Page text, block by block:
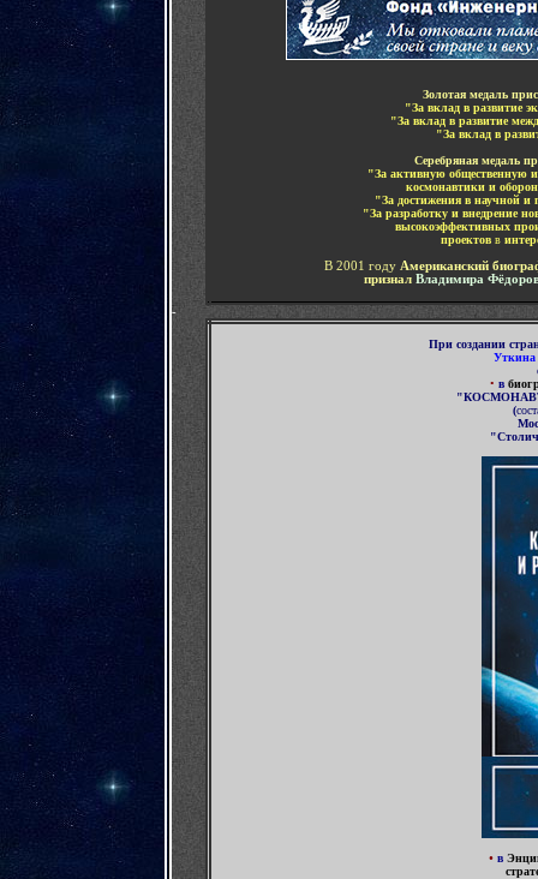
Золотая медаль
"За вклад в развитие
"За вклад в развитие
"За вклад в
Серебряная медаль
"За активную общественную
космонавтики и
"За достижения в научной и
"За разработку и внедрение
высокоэффективных
проектов в
В 2001 году Американский
признал Владимира
-
Присоздании
Уткина
• в
(
• в